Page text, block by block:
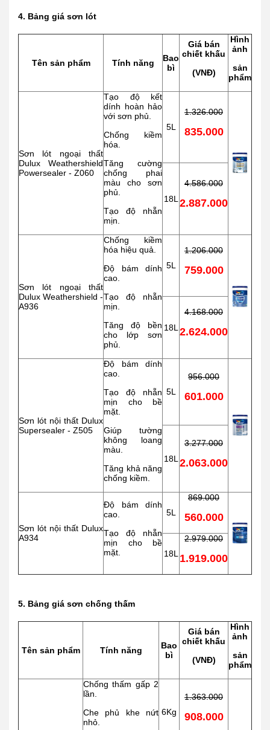
4. Bảng giá sơn lót
Tên sản phẩm Tính năng
Bao
bì
Giá bán
chiết khấu
(VNĐ)
Hình
ảnh
sản
phẩm
Sơn lót ngoại thất
Dulux Weathershield
Powersealer - Z060
Tạo độ kết
dính hoàn hảo
với sơn phủ.
Chống kiềm
hóa.
Tăng cường
chống phai
màu cho sơn
phủ.
Tạo độ nhẵn
mịn.
5L
1.326.000
835.000
18L
4.586.000
2.887.000
Sơn lót ngoại thất
Dulux Weathershield -
A936
Chống kiềm
hóa hiệu quả.
Độ bám dính
cao.
Tạo độ nhẵn
mịn.
Tăng độ bền
cho lớp sơn
phủ.
5L
1.206.000
759.000
18L
4.168.000
2.624.000
Sơn lót nội thất Dulux
Supersealer - Z505
Độ bám dính
cao.
Tạo độ nhẵn
mịn cho bề
mặt.
Giúp tường
không loang
màu.
Tăng khả năng
chống kiềm.
5L
956.000
601.000
18L
3.277.000
2.063.000
Sơn lót nội thất Dulux
A934
Độ bám dính
cao.
Tạo độ nhẵn
mịn cho bề
mặt.
5L
869.000
560.000
18L
2.979.000
1.919.000
5. Bảng giá sơn chống thấm
Tên sản phẩm Tính năng
Bao
bì
Giá bán
chiết khấu
(VNĐ)
Hình
ảnh
sản
phẩm
Chống thấm gấp 2
lần.
Che phủ khe nứt
nhỏ.
6Kg
1.363.000
908.000